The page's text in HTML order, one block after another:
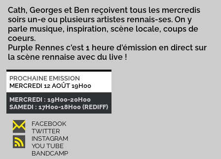
Cath, Georges et Ben reçoivent tous les mercredis
soirs un-e ou plusieurs artistes rennais-ses. On y
parle musique, inspiration, scène locale, coups de
coeurs.
Purple Rennes c'est 1 heure d'émission en direct sur
la scène rennaise avec du live !
PROCHAINE EMISSION
MERCREDI 12 AOÛT 19H00
MERCREDI : 19H00-20H00
SAMEDI : 17H00-18H00 (REDIFF)
FACEBOOK
TWITTER
INSTAGRAM
YOU TUBE
BANDCAMP